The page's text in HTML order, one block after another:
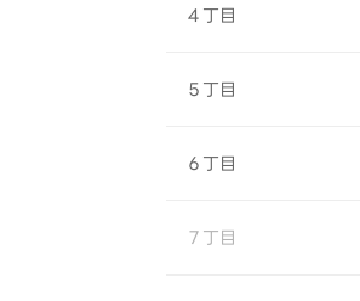
４丁目
５丁目
６丁目
７丁目